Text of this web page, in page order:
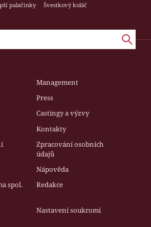
palačinky
Švestkový koláč
Management
Press
Castingy a výzvy
Kontakty
Zpracování osobních
údajů
Nápověda
spol.
Redakce
Nastavení soukromí